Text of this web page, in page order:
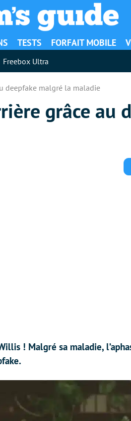
TESTS FORFAIT MOBILE
Freebox Ultra
deepfake malgré la maladie
grâce au
! Malgré sa maladie,